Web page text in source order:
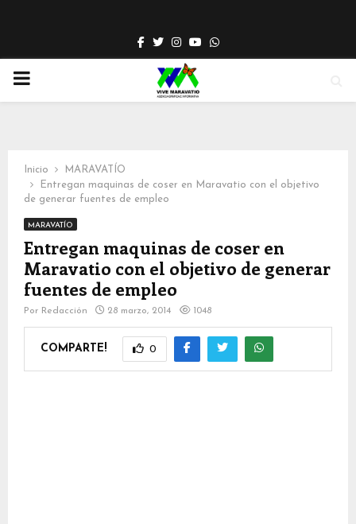
Facebook
TwitterInstagram
YoutubeWhatsapp
PRIMARY
Inicio
MARAVATÍO
Entregan maquinas de coser en Maravatio con el objetivo
de generar fuentes de empleo
MARAVATÍO
Entregan maquinas de coser en
Maravatio con el objetivo de generar
fuentes de empleo
Por Redacción 28 marzo, 2014 1048
COMPARTE! 0